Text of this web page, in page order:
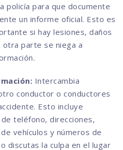
policía para que documente
un informe oficial. Esto es
si hay lesiones, daños
otra parte se niega a
Intercambia
conductor o conductores
Esto incluye
teléfono, direcciones,
vehículos y números de
discutas la culpa en el lugar